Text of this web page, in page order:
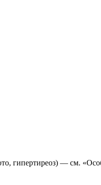
гипертиреоз) — см.